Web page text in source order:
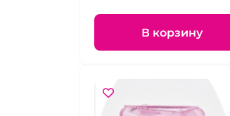
В корзину